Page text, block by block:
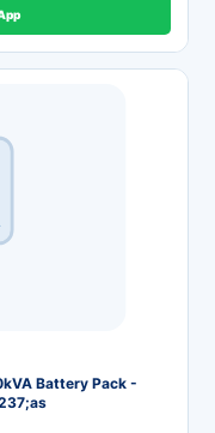
Battery Pack -